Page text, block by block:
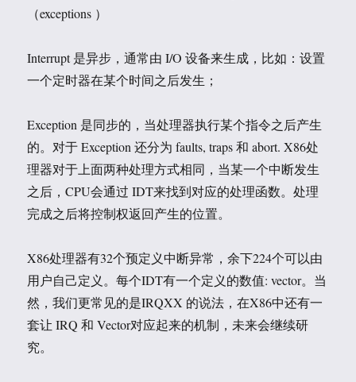
（exceptions ）
Interrupt 是异步，通常由 I/O 设备来生成，比如：设置
一个定时器在某个时间之后发生；
Exception 是同步的，当处理器执行某个指令之后产生
的。对于 Exception 还分为 faults, traps 和 abort. X86处
理器对于上面两种处理方式相同，当某一个中断发生
之后，CPU会通过 IDT来找到对应的处理函数。处理
完成之后将控制权返回产生的位置。
X86处理器有32个预定义中断异常，余下224个可以由
用户自己定义。每个IDT有一个定义的数值: vector。当
然，我们更常见的是IRQXX 的说法，在X86中还有一
套让 IRQ 和 Vector对应起来的机制，未来会继续研
究。